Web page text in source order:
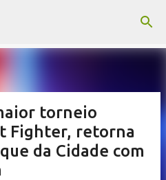
principal
torneio
Fighter, retorna
da Cidade com